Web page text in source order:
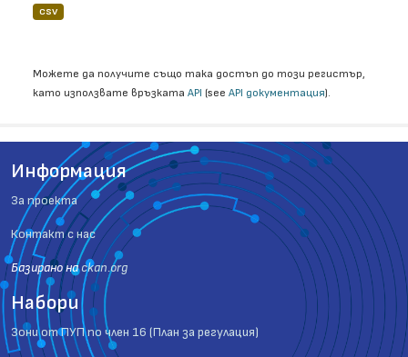
CSV
Можете да получите също така достъп до този регистър,
като използвате връзката API (see API документация).
Информация
За проекта
Контакт с нас
Базиранo наckan.org
Набори
Зони от ПУП по член 16 (План за регулация)